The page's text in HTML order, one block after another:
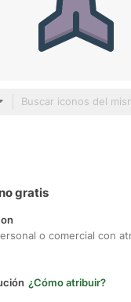
color lineal-color
gratis
o comercial con
¿Cómo atribuir?